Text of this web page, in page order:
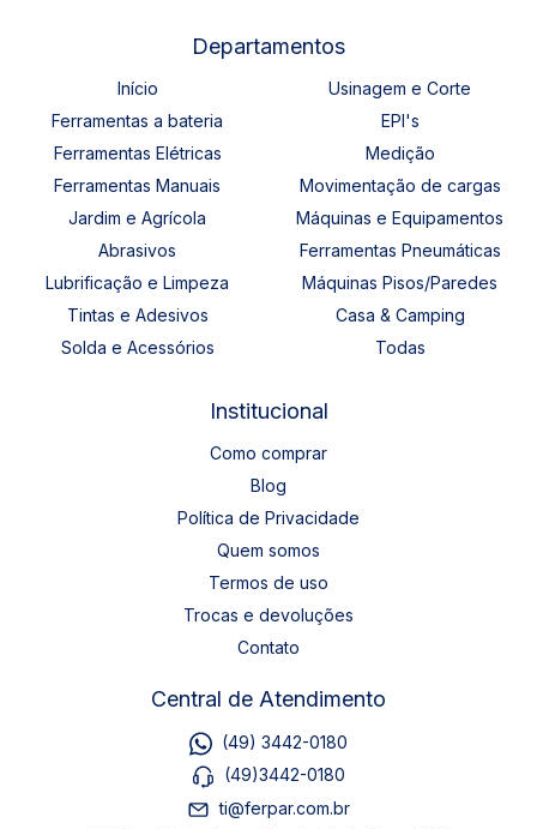
Departamentos
Início
Ferramentas a bateria
Ferramentas Elétricas
Ferramentas Manuais
Jardim e Agrícola
Abrasivos
Lubrificação e Limpeza
Tintas e Adesivos
Solda e Acessórios
Usinagem e Corte
EPI's
Medição
Movimentação de cargas
Máquinas e Equipamentos
Ferramentas Pneumáticas
Máquinas Pisos/Paredes
Casa & Camping
Todas
Institucional
Como comprar
Blog
Política de Privacidade
Quem somos
Termos de uso
Trocas e devoluções
Contato
Central de Atendimento
(49) 3442-0180
(49)3442-0180
ti@ferpar.com.br